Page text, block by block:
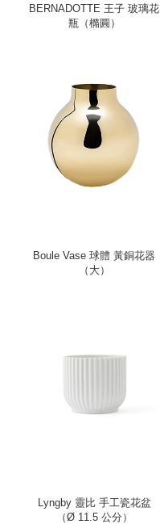
BERNADOTTE 王子 玻璃花
瓶（橢圓）
Boule Vase 球體 黃銅花器
（大）
Lyngby 靈比 手工瓷花盆
（Ø 11.5 公分）